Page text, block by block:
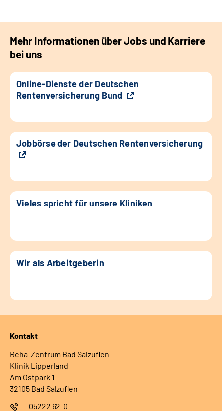
Mehr Informationen über Jobs und Karriere
bei uns
Online-Dienste der Deutschen
Rentenversicherung Bund
Jobbörse der Deutschen Rentenversicherung
Vieles spricht für unsere Kliniken
Wir als Arbeitgeberin
Kontakt
Reha-Zentrum Bad Salzuflen
Klinik Lipperland
Am Ostpark 1
32105 Bad Salzuflen
05222 62-0